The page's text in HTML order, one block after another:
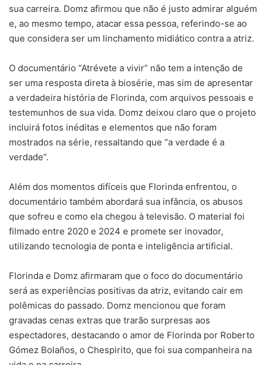
sua carreira. Domz afirmou que não é justo admirar alguém
e, ao mesmo tempo, atacar essa pessoa, referindo-se ao
que considera ser um linchamento midiático contra a atriz.
O documentário “Atrévete a vivir” não tem a intenção de
ser uma resposta direta à biosérie, mas sim de apresentar
a verdadeira história de Florinda, com arquivos pessoais e
testemunhos de sua vida. Domz deixou claro que o projeto
incluirá fotos inéditas e elementos que não foram
mostrados na série, ressaltando que “a verdade é a
verdade”.
Além dos momentos difíceis que Florinda enfrentou, o
documentário também abordará sua infância, os abusos
que sofreu e como ela chegou à televisão. O material foi
filmado entre 2020 e 2024 e promete ser inovador,
utilizando tecnologia de ponta e inteligência artificial.
Florinda e Domz afirmaram que o foco do documentário
será as experiências positivas da atriz, evitando cair em
polêmicas do passado. Domz mencionou que foram
gravadas cenas extras que trarão surpresas aos
espectadores, destacando o amor de Florinda por Roberto
Gómez Bolaños, o Chespirito, que foi sua companheira na